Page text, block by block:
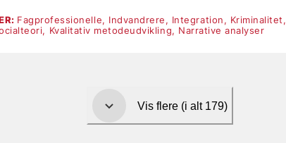
Fagprofessionelle, Indvandrere, Integration, Kriminalitet,
Kvalitativ metodeudvikling, Narrative analyser
Vis flere (i alt 179)